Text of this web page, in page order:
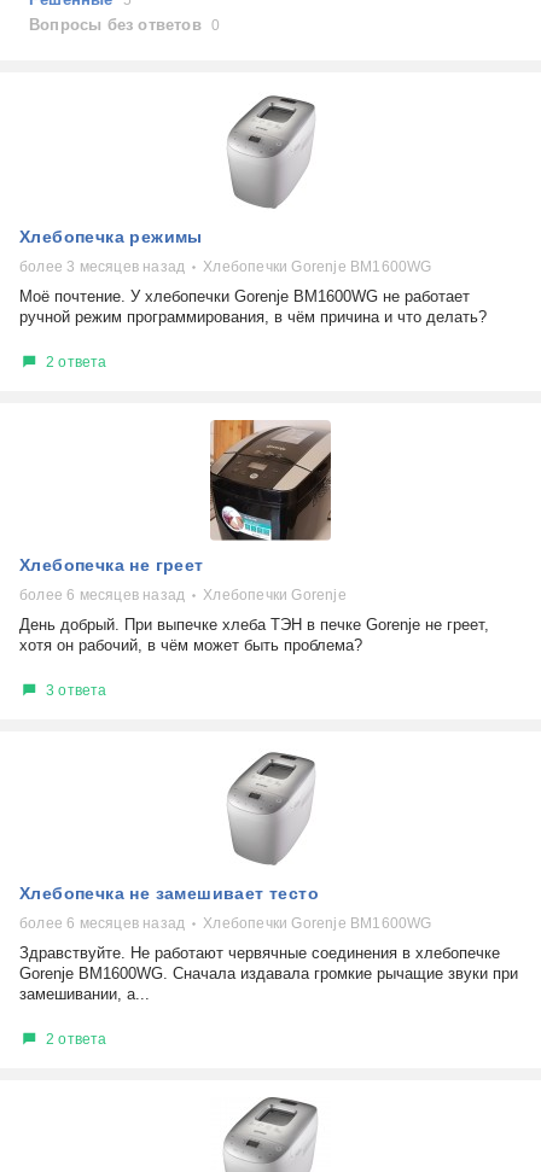
Холодильники
Микроволновые печи
Показать еще
самопроизвольное выключение
возможность ремонта
самостоятельный ремонт
консультация
Показать еще
Вопросы без ответов0
Хлебопечка режимы
более 3 месяцев назад Хлебопечки Gorenje BM1600WG
Моё почтение. У хлебопечки Gorenje BM1600WG не работает
ручной режим программирования, в чём причина и что делать?
2 ответа
Хлебопечка не греет
более 6 месяцев назад Хлебопечки Gorenje
День добрый. При выпечке хлеба ТЭН в печке Gorenje не греет,
хотя он рабочий, в чём может быть проблема?
3 ответа
Хлебопечка не замешивает тесто
более 6 месяцев назад Хлебопечки Gorenje BM1600WG
Здравствуйте. Не работают червячные соединения в хлебопечке
Gorenje BM1600WG. Сначала издавала громкие рычащие звуки при
замешивании, а...
2 ответа